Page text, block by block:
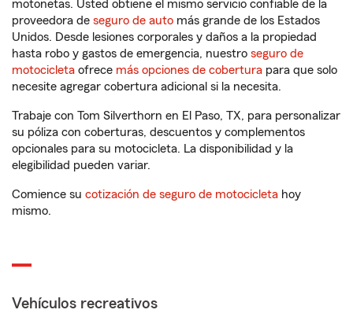
motonetas. Usted obtiene el mismo servicio confiable de la
proveedora de seguro de auto más grande de los Estados
Unidos. Desde lesiones corporales y daños a la propiedad
hasta robo y gastos de emergencia, nuestro seguro de
motocicleta ofrece más opciones de cobertura para que solo
necesite agregar cobertura adicional si la necesita.
Trabaje con Tom Silverthorn en El Paso, TX, para personalizar
su póliza con coberturas, descuentos y complementos
opcionales para su motocicleta. La disponibilidad y la
elegibilidad pueden variar.
Comience su cotización de seguro de motocicleta hoy
mismo.
Vehículos recreativos